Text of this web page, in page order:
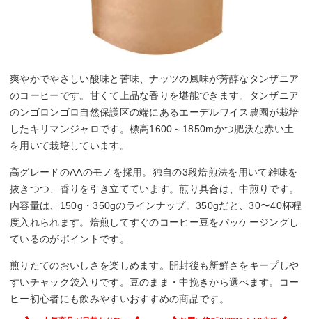
爽やかでやさしい酸味と苦味、ナッツの風味が芳醇なタンザニア
のコーヒーです。甘くて上品な香りを堪能できます。タンザニア
のンゴロンゴロ自然保護区の端にあるエーデルワイス農園が栽培
したキリマンジャロです。標高1600～1850mかつ肥沃な赤い土
を用いて栽培しています。
高グレードのAAのモノを採用。独自の3段焙煎法を用いて雑味を
抜きつつ、香りを引き立てています。煎り具合は、中煎りです。
内容量は、150g・350gのラインナップ。350gだと、30〜40杯程
度入れられます。焙煎してすぐのコーヒー豆をパッケージングし
ているのがポイントです。
煎りたてのおいしさを楽しめます。開封後も新鮮さをキープしや
すいチャック袋入りです。豆のまま・中挽きから選べます。コー
ヒー初心者にも飲みやすいおすすめの商品です。